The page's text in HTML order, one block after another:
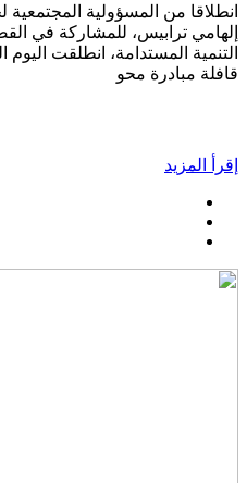
انطلاقا من المسؤولية المجتمعية
إلهامي ترابيس، للمشاركة في
قافلة مبادرة محو
إقرأ المزيد